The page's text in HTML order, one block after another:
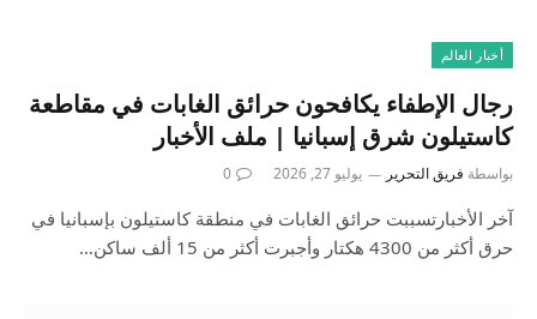
أخبار العالم
رجال الإطفاء يكافحون حرائق الغابات في مقاطعة
كاستيلون شرق إسبانيا | ملف الأخبار
بواسطة فريق التحرير يوليو 27, 2026 0
آخر الأخبارتسببت حرائق الغابات في منطقة كاستيلون بإسبانيا في
حرق أكثر من 4300 هكتار وأجبرت أكثر من 15 ألف ساكن…